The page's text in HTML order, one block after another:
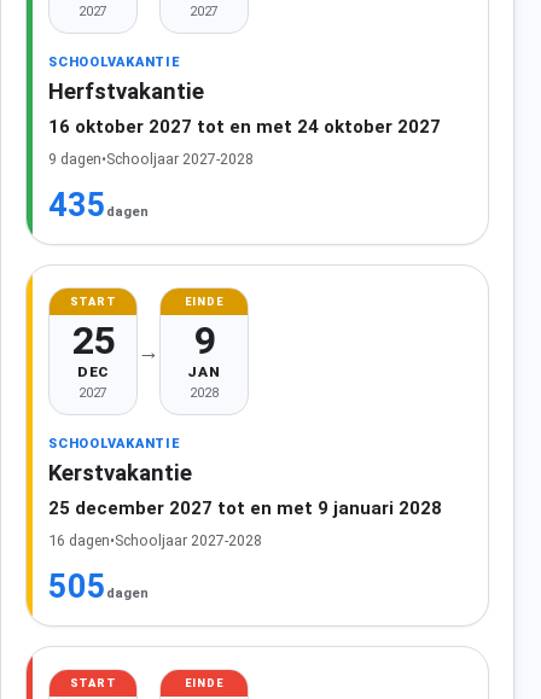
2027 2027
SCHOOLVAKANTIE
Herfstvakantie
16 oktober 2027 tot en met 24 oktober 2027
9 dagen•Schooljaar 2027-2028
435 dagen
START
25
DEC
2027
→
EINDE
9
JAN
2028
SCHOOLVAKANTIE
Kerstvakantie
25 december 2027 tot en met 9 januari 2028
16 dagen•Schooljaar 2027-2028
505 dagen
START EINDE